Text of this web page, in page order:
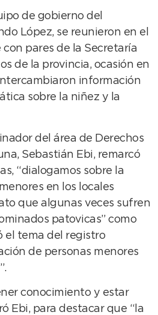
de gobierno del
López, se reunieron en el
pares de la Secretaría
de la provincia, ocasión en
información
sobre la niñez y la
del área de Derechos
Sebastián Ebi, remarcó
“dialogamos sobre la
en los locales
que algunas veces sufren
patovicas” como
el tema del registro
de personas menores
conocimiento y estar
Ebi, para destacar que “la